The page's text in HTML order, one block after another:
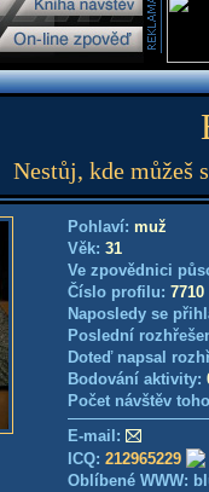
Nestůj, kde můžeš
Pohlaví: muž
Věk: 31
Ve zpovědnici
Číslo profilu: 7710
Naposledy se
Poslední
Doteď napsal
Bodování aktivity:
Počet návštěv
E-mail:
ICQ: 212965229
Oblíbené WWW: